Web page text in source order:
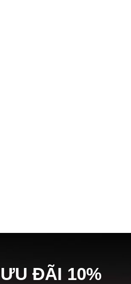
ĐÃI 10%